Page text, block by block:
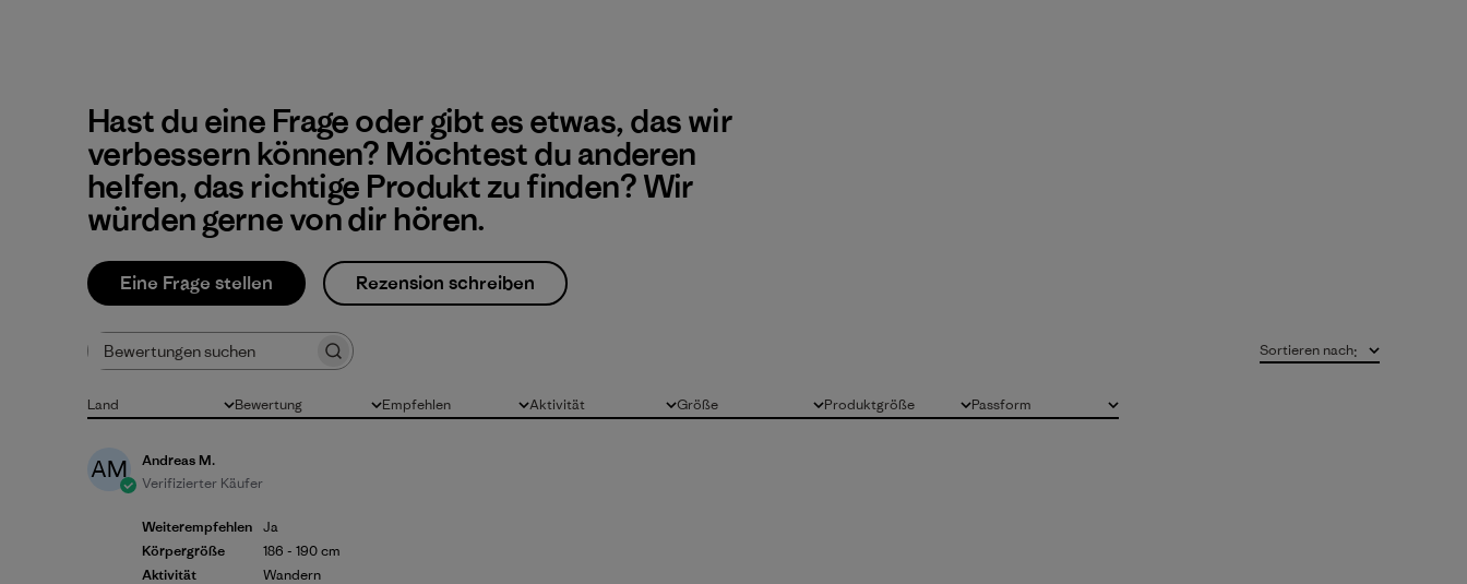
Hast du eine Frage oder gibt es etwas, das wir
verbessern können? Möchtest du anderen
helfen, das richtige Produkt zu finden? Wir
würden gerne von dir hören.
Eine Frage stellen Rezension schreiben
Bewertungen suchen
Bewertung
Alle Bewertungen
Land
Alle Empfehlen
Alle Größe
Alle Produktgröße
Alle
Aktivität
Alle Passform
Alle
Sortieren nach:
AM
Andreas M.
Verifizierter Käufer
Weiterempfehlen
Körpergröße
Aktivität
Ja
186 - 190 cm
Wandern